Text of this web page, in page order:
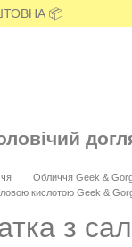
📦
Обличчя Geek &
кислотою Geek &
з